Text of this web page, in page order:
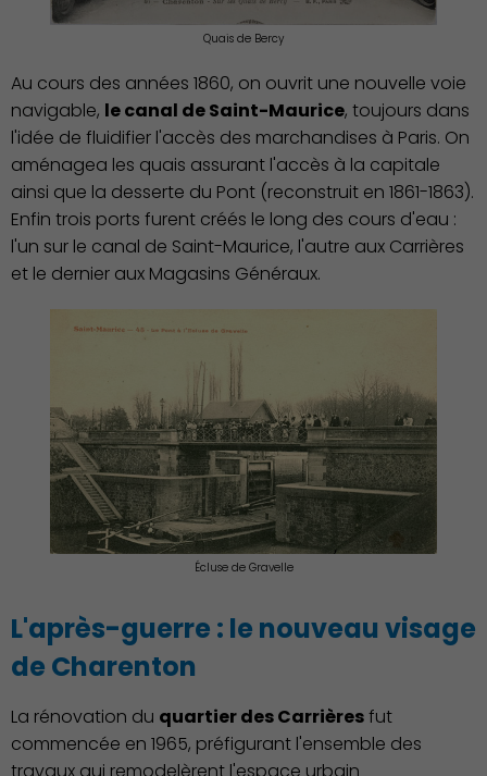
Associations et Sports
Quais de Bercy
Au cours des années 1860, on ouvrit une nouvelle voie
navigable, le canal de Saint-Maurice, toujours dans
l'idée de fluidifier l'accès des marchandises à Paris. On
aménagea les quais assurant l'accès à la capitale
ainsi que la desserte du Pont (reconstruit en 1861-1863).
Enfin trois ports furent créés le long des cours d'eau :
l'un sur le canal de Saint-Maurice, l'autre aux Carrières
et le dernier aux Magasins Généraux.
Écluse de Gravelle
L'après-guerre : le nouveau visage
de Charenton
La rénovation du quartier des Carrièresfut
commencée en 1965, préfigurant l'ensemble des
travaux qui remodelèrent l'espace urbain